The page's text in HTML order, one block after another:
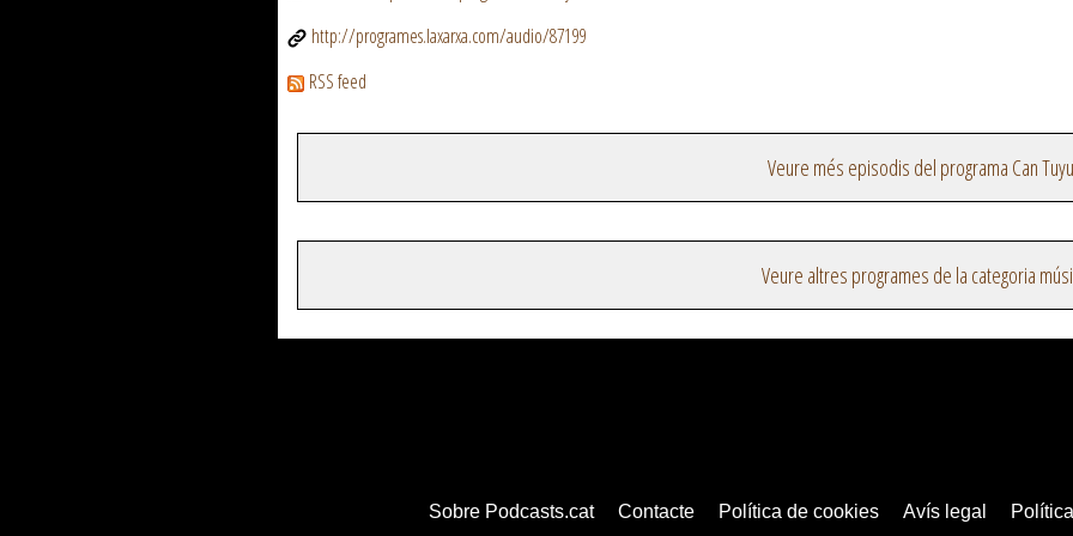
http://programes.laxarxa.com/audio/87199
RSS feed
Veure més episodis del programa Can
Veure altres programes de la categoria
Sobre Podcasts.cat Contacte Política de cookies Avís legal